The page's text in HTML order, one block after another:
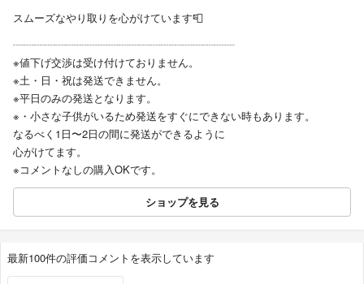
スムーズなやり取りを心がけています📮
┈┈┈┈┈┈┈┈┈┈┈┈┈┈┈┈┈┈┈┈┈
※値下げ交渉は受け付けておりません。
※土・日・祝は発送できません。
※平日のみの発送となります。
※・小さな子供がいるため発送をすぐにできない時もあります。
なるべく1日〜2日の間に発送ができるように
心がけてます。
※コメントなしの購入OKです。
ショップを見る
最新100件の評価コメントを表示しています